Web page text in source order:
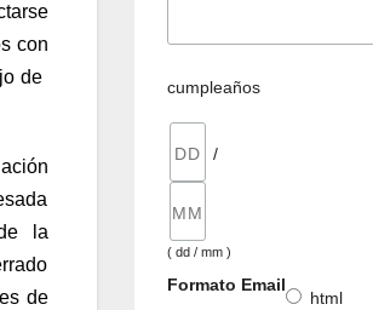
con
de
la
de
cumpleaños
/
( dd / mm )
Formato Email
html